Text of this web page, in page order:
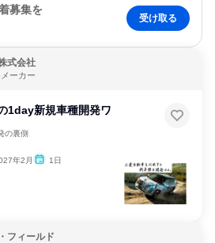
募集を
受け取る
式会社
ーカー
1day新規車種開発ワ
の裏側
年2月 1日
フィールド